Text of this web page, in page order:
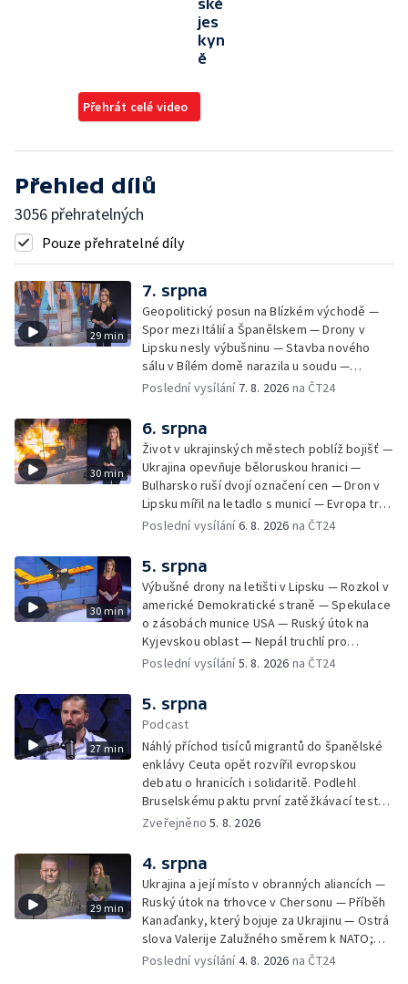
ské
jes
kyn
ě
Přehrát celé video
Přehled dílů
3056 přehratelných
Pouze přehratelné díly
29 min
7. srpna
Geopolitický posun na Blízkém východě —
Spor mezi Itálií a Španělskem — Drony v
Lipsku nesly výbušninu — Stavba nového
sálu v Bílém domě narazila u soudu —
Severní polokouli sužuje sucho —
Teror osadníků na Západním břehu —
Záchrana netopýrů v Itálii
Poslední vysílání 7. 8. 2026 na ČT24
30 min
6. srpna
Život v ukrajinských městech poblíž bojišť —
Ukrajina opevňuje běloruskou hranici —
Bulharsko ruší dvojí označení cen — Dron v
Lipsku mířil na letadlo s municí — Evropa trpí
nedostatkem srážek — Nové záběry erupcí
Poslední vysílání6. 8. 2026 na ČT24
30 min
5. srpna
Výbušné drony na letišti v Lipsku — Rozkol v
americké Demokratické straně — Spekulace
o zásobách munice USA — Ruský útok na
Kyjevskou oblast — Nepál truchlí pro
horolezce — Ruský útok na Kyjevskou oblast
Poslední vysílání5. 8. 2026 na ČT24
27 min
5. srpna
Podcast
Náhlý příchod tisíců migrantů do španělské
enklávy Ceuta opět rozvířil evropskou
debatu o hranicích i solidaritě. Podlehl
Bruselskému paktu první zatěžkávací test,
nebo Španělsko situaci zvládlo? Analytik
zahraniční redakce ČT24 Za horizont
rozkrývá zákulisní spory mezi Madridem a
Římem, politickou instrumentaci migrace ze
strany sousedních států i fakt, proč jsou
volání po uzavření Schengenu spíše
vzkazem domácím voličům než reálným
řešením. Moderuje Barbora Maxová
Zveřejněno5. 8. 2026
29 min
4. srpna
Ukrajina a její místo v obranných aliancích —
Ruský útok na trhovce v Chersonu — Příběh
Kanaďanky, který bojuje za Ukrajinu — Ostrá
slova Valerije Zalužného směrem k NATO;
Situace v Chersonu — Pětadvacet
Poslední vysílání4. 8. 2026 na ČT24